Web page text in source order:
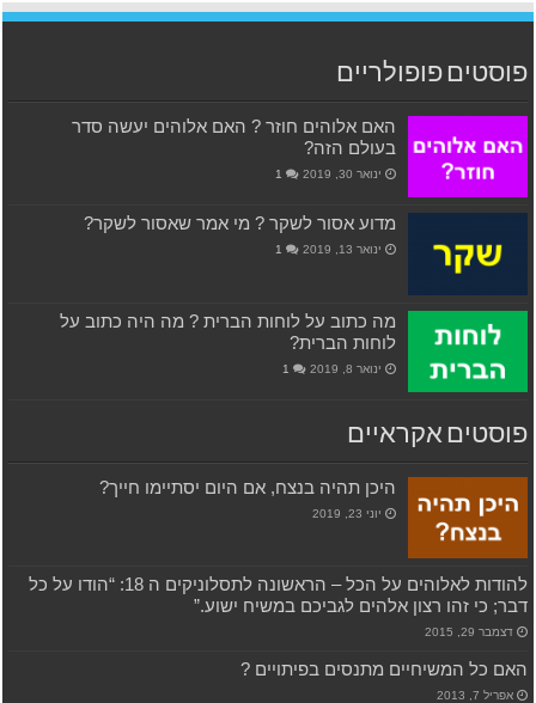
פוסטים פופולריים
האם אלוהים חוזר ? האם אלוהים יעשה סדר
בעולם הזה?
ינואר 30, 2019 1
מדוע אסור לשקר ? מי אמר שאסור לשקר?
ינואר 13, 2019 1
מה כתוב על לוחות הברית ? מה היה כתוב על
לוחות הברית?
ינואר 8, 2019 1
פוסטים אקראיים
היכן תהיה בנצח, אם היום יסתיימו חייך?
יוני 23, 2019
להודות לאלוהים על הכל – הראשונה לתסלוניקים ה 18: “הודו על כל
דבר; כי זהו רצון אלהים לגביכם במשיח ישוע.”
דצמבר 29, 2015
האם כל המשיחיים מתנסים בפיתויים ?
אפריל 7, 2013